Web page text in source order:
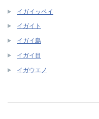
イガイッペイ
イガイト
イガイ島
イガイ目
イガウエノ